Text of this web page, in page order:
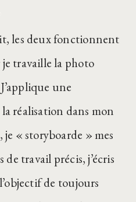
les deux fonctionnent
travaille la photo
une
réalisation dans mon
« storyboarde » mes
de travail précis, j’écris
de toujours